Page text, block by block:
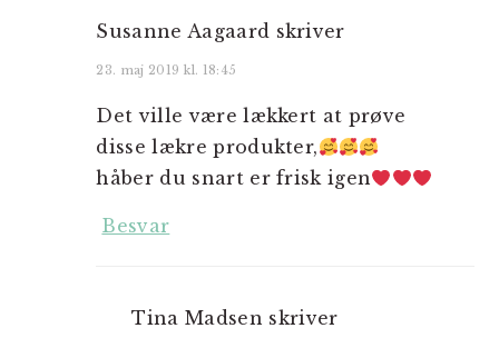
Susanne Aagaard skriver
23. maj 2019 kl. 18:45
Det ville være lækkert at prøve
disse lækre produkter,
håber du snart er frisk igen
Besvar
Tina Madsen skriver